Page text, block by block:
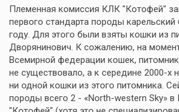
Племенная комиссия КЛК "Котофей"
первого стандарта породы карельский
году. Для этого были взяты кошки из
Дворянинович. К сожалению, на
Всемирной федерации кошек,
не существовало, а к середине 2000-х
ни одной кошки из этого питомника.
породы всего 2 - «North-western Sky»